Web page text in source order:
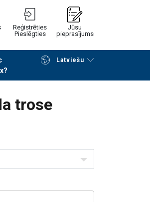
Reģistrēties
Pieslēgties
Jūsu
pieprasījums
Latviešu
pieprasījumu
trose